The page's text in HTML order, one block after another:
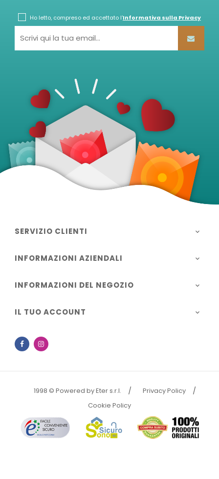
Ho letto, compreso ed accettato l'Informativa sulla Privacy
SERVIZIO CLIENTI 
INFORMAZIONI AZIENDALI 
INFORMAZIONI DEL NEGOZIO 
IL TUO ACCOUNT 
Facebook
1998 © Powered by Eter s.r.l.
Privacy Policy
Cookie Policy